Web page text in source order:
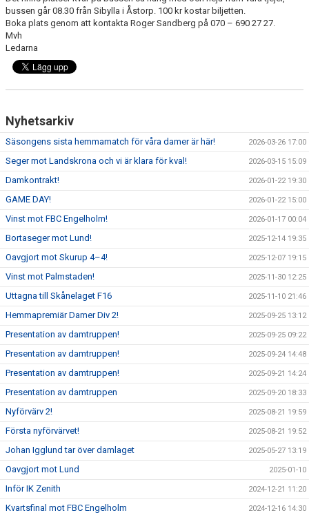
MATCHER
SERIETABELL
bussen går 08.30 från Sibylla i Åstorp. 100 kr kostar biljetten.
Boka plats genom att kontakta Roger Sandberg på 070 – 690 27 27.
Mvh
Ledarna
Nyhetsarkiv
Säsongens sista hemmamatch för våra damer är här! 2026-03-26 17:00
Seger mot Landskrona och vi är klara för kval! 2026-03-15 15:09
Damkontrakt! 2026-01-22 19:30
GAME DAY! 2026-01-22 15:00
Vinst mot FBC Engelholm! 2026-01-17 00:04
Bortaseger mot Lund! 2025-12-14 19:35
Oavgjort mot Skurup 4–4! 2025-12-07 19:15
Vinst mot Palmstaden! 2025-11-30 12:25
Uttagna till Skånelaget F16 2025-11-10 21:46
Hemmapremiär Damer Div 2! 2025-09-25 13:12
Presentation av damtruppen! 2025-09-25 09:22
Presentation av damtruppen! 2025-09-24 14:48
Presentation av damtruppen! 2025-09-21 14:24
Presentation av damtruppen 2025-09-20 18:33
Nyförvärv 2! 2025-08-21 19:59
Första nyförvärvet! 2025-08-21 19:52
Johan Igglund tar över damlaget 2025-05-27 13:19
Oavgjort mot Lund 2025-01-10
Inför IK Zenith 2024-12-21 11:20
Kvartsfinal mot FBC Engelholm 2024-12-16 14:30